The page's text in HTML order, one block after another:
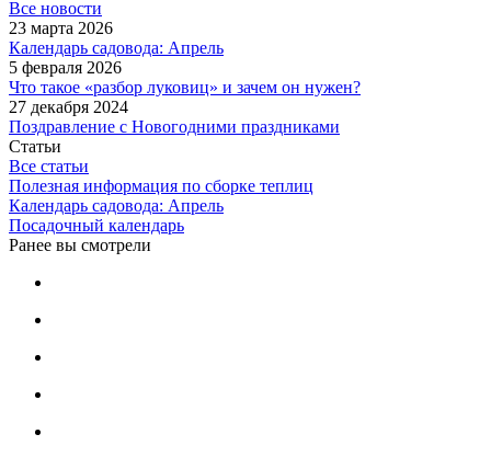
Все новости
23 марта 2026
Календарь садовода: Апрель
5 февраля 2026
Что такое «разбор луковиц» и зачем он нужен?
27 декабря 2024
Поздравление с Новогодними праздниками
Статьи
Все статьи
Полезная информация по сборке теплиц
Календарь садовода: Апрель
Посадочный календарь
Ранее вы смотрели